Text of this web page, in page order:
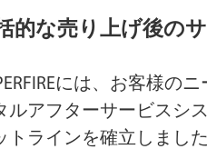
的な売り上げ後の
には、お客様の
ルアフターサービスシ
トラインを確立しまし